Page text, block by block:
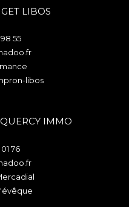
LIBOS
55
libos
IMMO
76
l'évêque